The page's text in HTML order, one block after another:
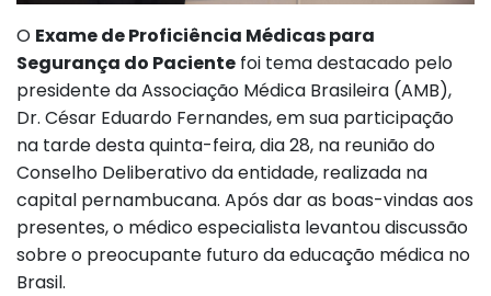
O Exame de Proficiência Médicas para
Segurança do Paciente foi tema destacado pelo
presidente da Associação Médica Brasileira (AMB),
Dr. César Eduardo Fernandes, em sua participação
na tarde desta quinta-feira, dia 28, na reunião do
Conselho Deliberativo da entidade, realizada na
capital pernambucana. Após dar as boas-vindas aos
presentes, o médico especialista levantou discussão
sobre o preocupante futuro da educação médica no
Brasil.